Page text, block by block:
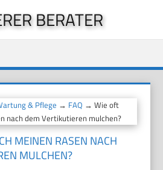
BERATER
& Pflege → FAQ → Wie oft
nach dem Vertikutieren mulchen?
MEINEN RASEN NACH
MULCHEN?